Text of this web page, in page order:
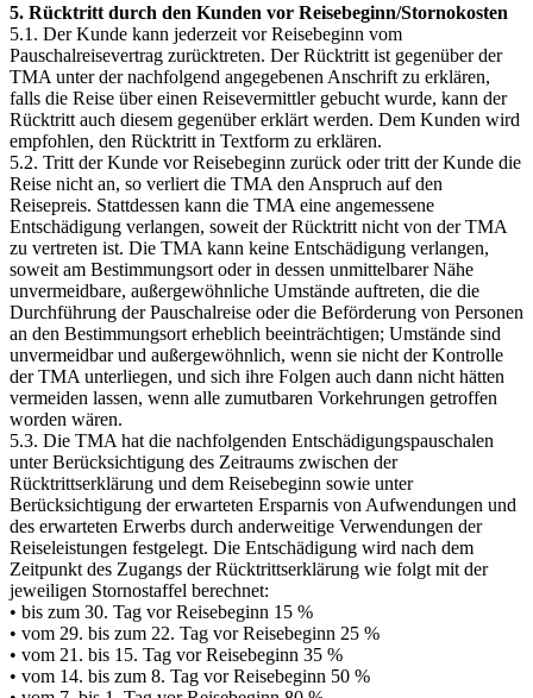
5. Rücktritt durch den Kunden vor Reisebeginn/Stornokosten
5.1. Der Kunde kann jederzeit vor Reisebeginn vom
Pauschalreisevertrag zurücktreten. Der Rücktritt ist gegenüber der
TMA unter der nachfolgend angegebenen Anschrift zu erklären,
falls die Reise über einen Reisevermittler gebucht wurde, kann der
Rücktritt auch diesem gegenüber erklärt werden. Dem Kunden wird
empfohlen, den Rücktritt in Textform zu erklären.
5.2. Tritt der Kunde vor Reisebeginn zurück oder tritt der Kunde die
Reise nicht an, so verliert die TMA den Anspruch auf den
Reisepreis. Stattdessen kann die TMA eine angemessene
Entschädigung verlangen, soweit der Rücktritt nicht von der TMA
zu vertreten ist. Die TMA kann keine Entschädigung verlangen,
soweit am Bestimmungsort oder in dessen unmittelbarer Nähe
unvermeidbare, außergewöhnliche Umstände auftreten, die die
Durchführung der Pauschalreise oder die Beförderung von Personen
an den Bestimmungsort erheblich beeinträchtigen; Umstände sind
unvermeidbar und außergewöhnlich, wenn sie nicht der Kontrolle
der TMA unterliegen, und sich ihre Folgen auch dann nicht hätten
vermeiden lassen, wenn alle zumutbaren Vorkehrungen getroffen
worden wären.
5.3. Die TMA hat die nachfolgenden Entschädigungspauschalen
unter Berücksichtigung des Zeitraums zwischen der
Rücktrittserklärung und dem Reisebeginn sowie unter
Berücksichtigung der erwarteten Ersparnis von Aufwendungen und
des erwarteten Erwerbs durch anderweitige Verwendungen der
Reiseleistungen festgelegt. Die Entschädigung wird nach dem
Zeitpunkt des Zugangs der Rücktrittserklärung wie folgt mit der
jeweiligen Stornostaffel berechnet:
• bis zum 30. Tag vor Reisebeginn 15 %
• vom 29. bis zum 22. Tag vor Reisebeginn 25 %
• vom 21. bis 15. Tag vor Reisebeginn 35 %
• vom 14. bis zum 8. Tag vor Reisebeginn 50 %